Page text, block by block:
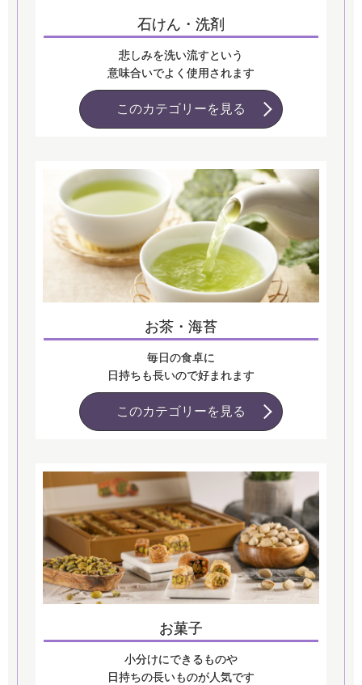
石けん・洗剤
悲しみを洗い流すという
意味合いでよく使用されます
このカテゴリーを見る
お茶・海苔
毎日の食卓に
日持ちも長いので好まれます
このカテゴリーを見る
お菓子
小分けにできるものや
日持ちの長いものが人気です